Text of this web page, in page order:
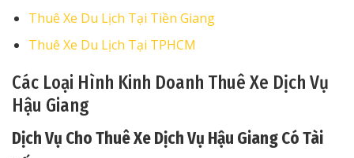
Thuê Xe Du Lịch Tại Tiền Giang
Thuê Xe Du Lịch Tại TPHCM
Các Loại Hình Kinh Doanh Thuê Xe Dịch Vụ
Hậu Giang
Dịch Vụ Cho Thuê Xe Dịch Vụ Hậu Giang Có Tài